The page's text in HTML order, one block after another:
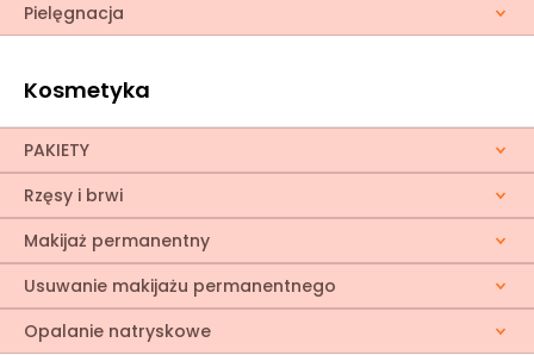
Pielęgnacja
Kosmetyka
PAKIETY
Rzęsy i brwi
Makijaż permanentny
Usuwanie makijażu permanentnego
Opalanie natryskowe